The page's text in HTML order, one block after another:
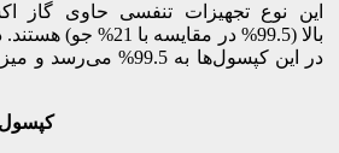
این نوع تجهیزات تنفسی حاوی گاز
بالا (99.5% در مقایسه
در این کپسول‌ها به
کپسول